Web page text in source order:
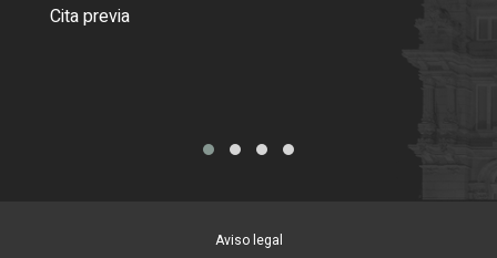
Cita previa
Aviso legal